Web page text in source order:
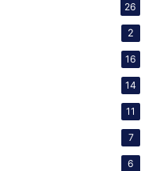
26
2
16
14
11
7
6